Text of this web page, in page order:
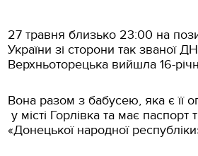
27 травня близько 23:00 на
України зі сторони так званої
Верхньоторецька вийшла 16-
Вона разом з бабусею, яка є її
у місті Горлівка та має паспорт
«Донецької народної